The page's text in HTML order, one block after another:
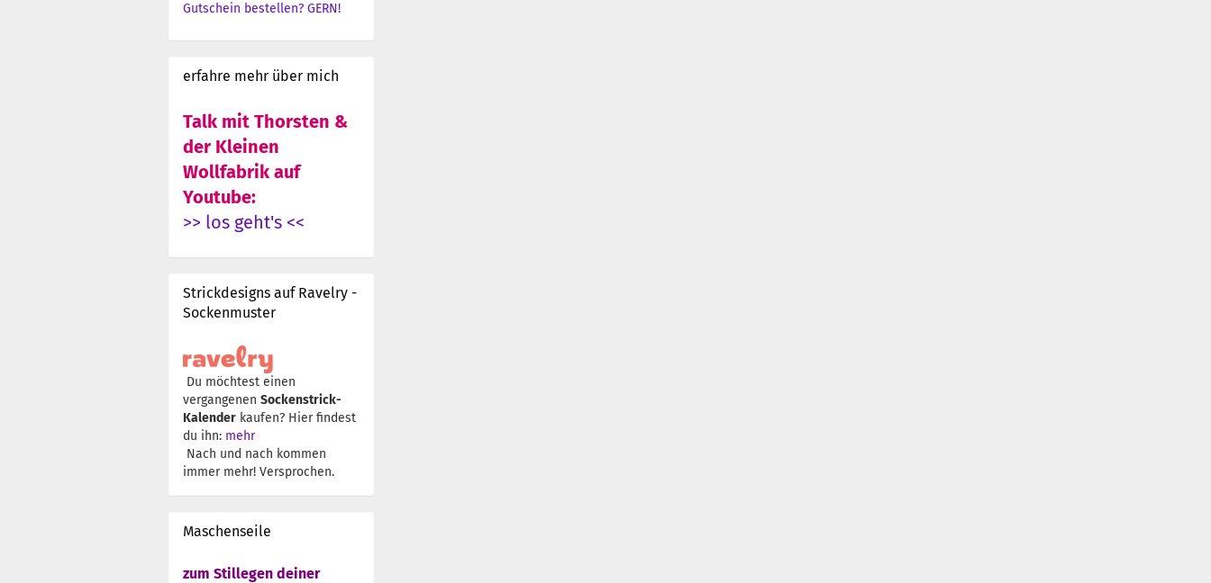
Gutschein bestellen? GERN!
erfahre mehr über mich
Talk mit Thorsten &
der Kleinen
Wollfabrik auf
Youtube:
>> los geht's <<
Strickdesigns auf Ravelry -
Sockenmuster
Du möchtest einen
vergangenen Sockenstrick-
Kalender kaufen? Hier findest
du ihn: mehr
Nach und nach kommen
immer mehr! Versprochen.
Maschenseile
zum Stillegen deiner